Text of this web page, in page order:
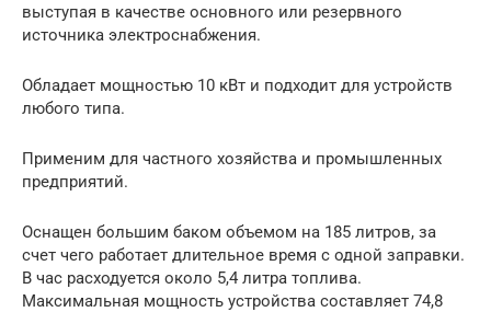
выступая в качестве основного или резервного
источника электроснабжения.
Обладает мощностью 10 кВт и подходит для устройств
любого типа.
Применим для частного хозяйства и промышленных
предприятий.
Оснащен большим баком объемом на 185 литров, за
счет чего работает длительное время с одной заправки.
В час расходуется около 5,4 литра топлива.
Максимальная мощность устройства составляет 74,8